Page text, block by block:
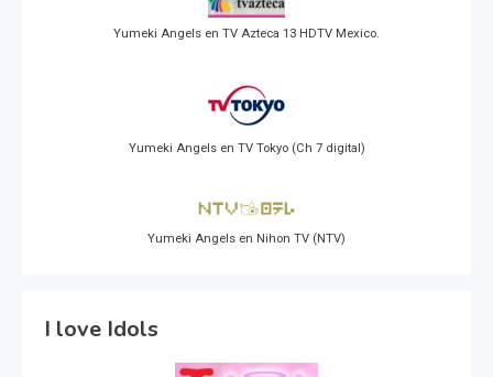
Yumeki Angels en TV Azteca 13 HDTV Mexico.
Yumeki Angels en TV Tokyo (Ch 7 digital)
Yumeki Angels en Nihon TV (NTV)
I love Idols